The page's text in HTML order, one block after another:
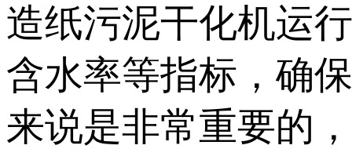
造纸污泥干化机运
含水率等指标，确
来说是非常重要的